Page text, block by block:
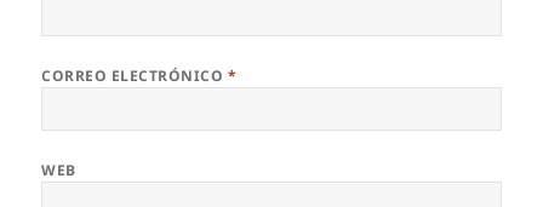
CORREO ELECTRÓNICO *
WEB